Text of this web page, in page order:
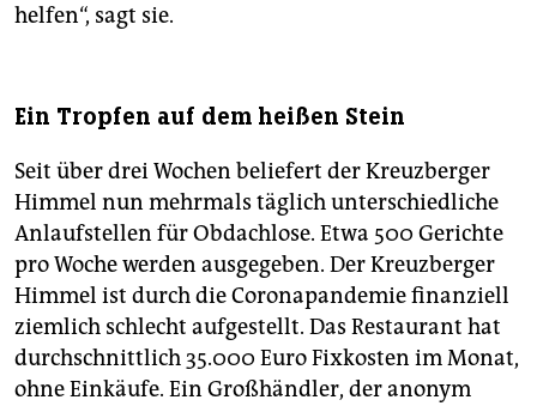
helfen“, sagt sie.
Ein Tropfen auf dem heißen Stein
Seit über drei Wochen beliefert der Kreuzberger
Himmel nun mehrmals täglich unterschiedliche
Anlaufstellen für Obdachlose. Etwa 500 Gerichte
pro Woche werden ausgegeben. Der Kreuzberger
Himmel ist durch die Coronapandemie finanziell
ziemlich schlecht aufgestellt. Das Restaurant hat
durchschnittlich 35.000 Euro Fixkosten im Monat,
ohne Einkäufe. Ein Großhändler, der anonym